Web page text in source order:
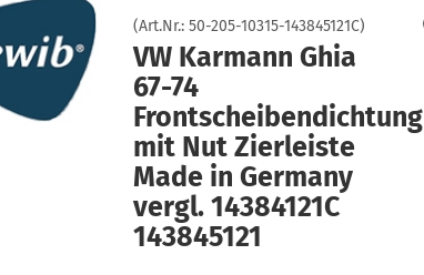
Konto erstellen
Passwort vergessen?
(Art.Nr.: 50-205-10315-143845121C)
VW Karmann Ghia
67-74
Frontscheibendichtung
mit Nut Zierleiste
Made in Germany
vergl. 14384121C
143845121